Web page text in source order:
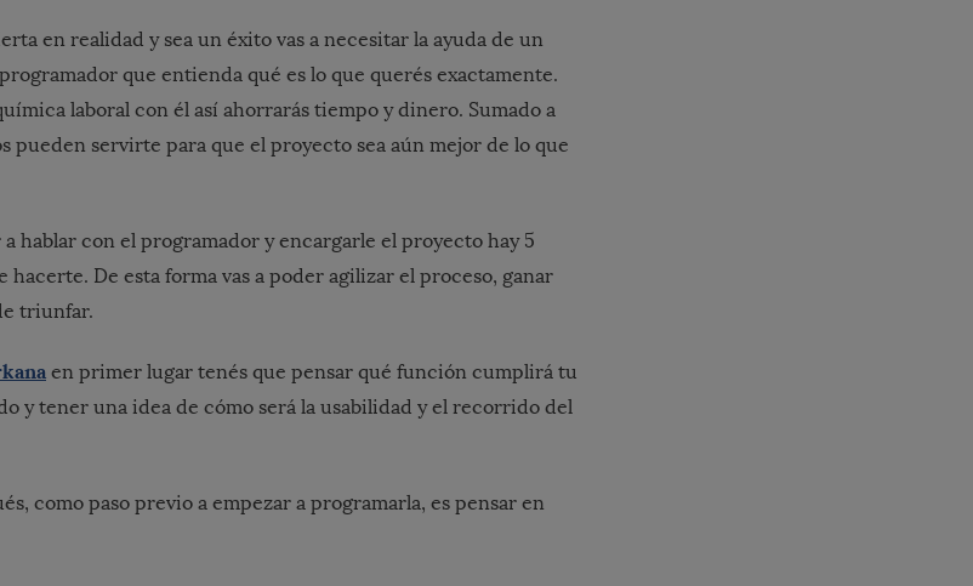
en realidad y sea un éxito vas a necesitar la ayuda de un
que entienda qué es lo que querés exactamente.
laboral con él así ahorrarás tiempo y dinero. Sumado a
pueden servirte para que el proyecto sea aún mejor de lo que
hablar con el programador y encargarle el proyecto hay 5
hacerte. De esta forma vas a poder agilizar el proceso, ganar
triunfar.
en primer lugar tenés que pensar qué función cumplirá tu
y tener una idea de cómo será la usabilidad y el recorrido del
como paso previo a empezar a programarla, es pensar en